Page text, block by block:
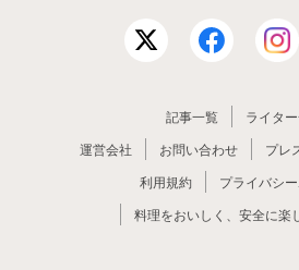
記事一覧
ライタ
運営会社
お問い合わせ
プレ
利用規約
プライバシ
料理をおいしく、安全に楽